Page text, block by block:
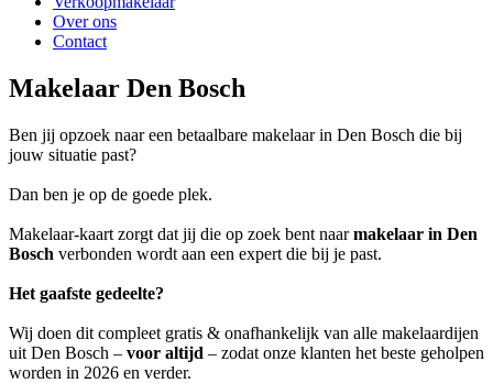
Over ons
Contact
Makelaar Den Bosch
Ben jij opzoek naar een betaalbare makelaar in Den Bosch die bij
jouw situatie past?
Dan ben je op de goede plek.
Makelaar-kaart zorgt dat jij die op zoek bent naarmakelaar in Den
Bosch verbonden wordt aan een expert die bij je past.
Het gaafste gedeelte?
Wij doen dit compleet gratis & onafhankelijk van alle makelaardijen
uit Den Bosch – voor altijd – zodat onze klanten het beste geholpen
worden in 2026 en verder.